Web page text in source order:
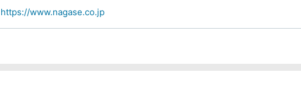
https://www.nagase.co.jp